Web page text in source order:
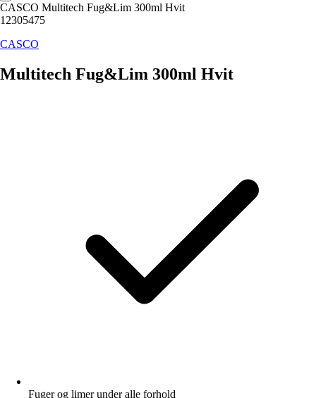
CASCO Multitech Fug&Lim 300ml Hvit
12305475
CASCO
Multitech Fug&Lim 300ml Hvit
Fuger og limer under alle forhold